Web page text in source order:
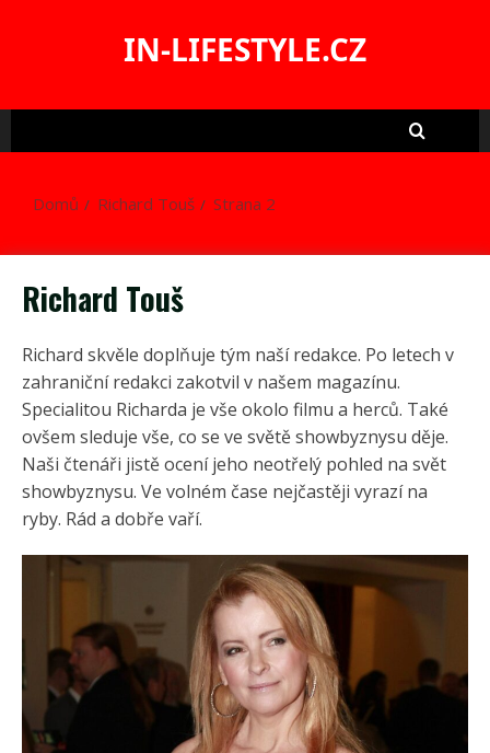
IN-LIFESTYLE.CZ
Domů Richard Touš Strana 2
Richard Touš
Richard skvěle doplňuje tým naší redakce. Po letech v
zahraniční redakci zakotvil v našem magazínu.
Specialitou Richarda je vše okolo filmu a herců. Také
ovšem sleduje vše, co se ve světě showbyznysu děje.
Naši čtenáři jistě ocení jeho neotřelý pohled na svět
showbyznysu. Ve volném čase nejčastěji vyrazí na
ryby. Rád a dobře vaří.